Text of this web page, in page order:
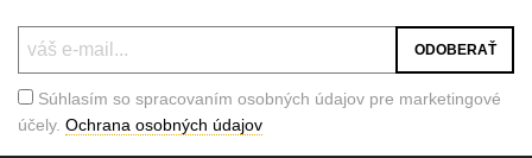
Súhlasím so spracovaním osobných údajov pre marketingové
účely. Ochrana osobných údajov